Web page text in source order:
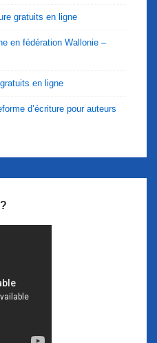
gratuits en ligne
en fédération Wallonie –
en ligne
d’écriture pour auteurs